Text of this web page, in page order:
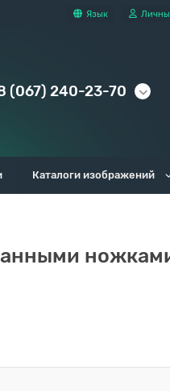
Язык
(067) 240-23-70
Каталоги изображений